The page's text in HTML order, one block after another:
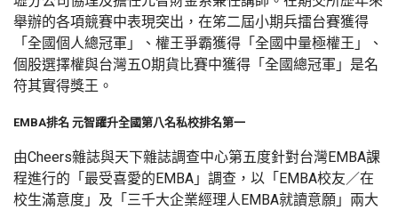
舉辦的各項競賽中表現突出，在笫二屆小期兵擂台賽獲得
「全國個人總冠軍」、權王爭霸獲得「全國中量極權王」、
個股選擇權與台灣五O期貨比賽中獲得「全國總冠軍」是名
符其實得獎王。
EMBA排名 元智躍升全國第八名私校排名第一
由Cheers雜誌與天下雜誌調查中心第五度針對台灣EMBA課
程進行的「最受喜愛的EMBA」調查，以「EMBA校友／在
校生滿意度」及「三千大企業經理人EMBA就讀意願」兩大